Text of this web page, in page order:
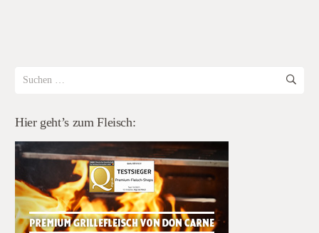
nach:
Hier geht’s zum Fleisch: